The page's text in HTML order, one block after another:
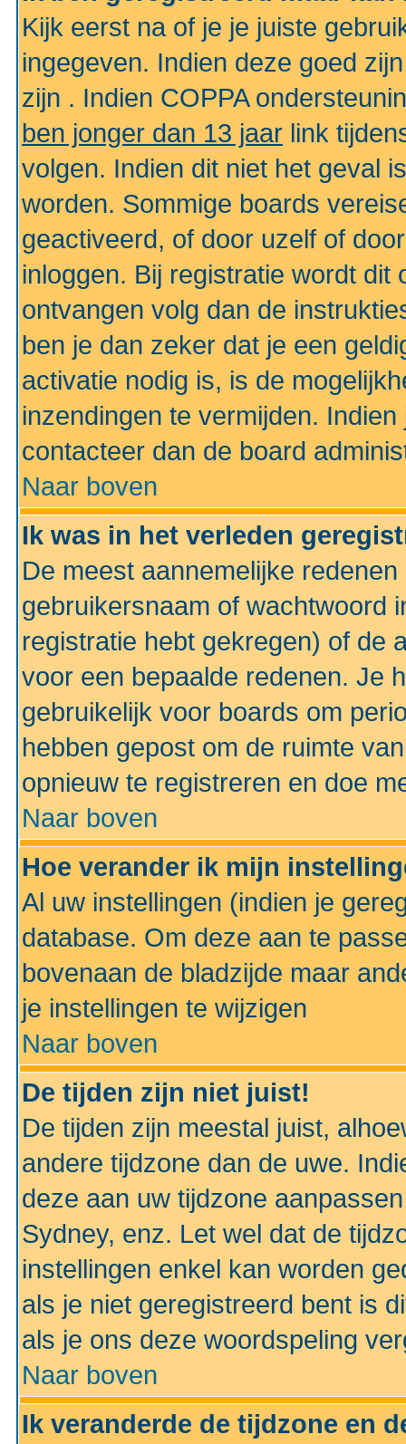
Kijk eerst na of je je juiste
ingegeven. Indien deze goed
zijn . Indien COPPA
ben jonger dan 13 jaar link
volgen. Indien dit niet het geval
worden. Sommige boards
geactiveerd, of door uzelf of
inloggen. Bij registratie wordt dit
ontvangen volg dan de
ben je dan zeker dat je een
activatie nodig is, is de
inzendingen te vermijden.
contacteer dan de board
Naar boven
Ik was in het verleden
De meest aannemelijke
gebruikersnaam of wachtwoord
registratie hebt gekregen) of de
voor een bepaalde redenen. Je
gebruikelijk voor boards om
hebben gepost om de ruimte
opnieuw te registreren en doe
Naar boven
Hoe verander ik mijn
Al uw instellingen (indien je
database. Om deze aan te
bovenaan de bladzijde maar
je instellingen te wijzigen
Naar boven
De tijden zijn niet juist!
De tijden zijn meestal juist,
andere tijdzone dan de uwe.
deze aan uw tijdzone
Sydney, enz. Let wel dat de
instellingen enkel kan worden
als je niet geregistreerd bent is
als je ons deze woordspeling
Naar boven
Ik veranderde de tijdzone en